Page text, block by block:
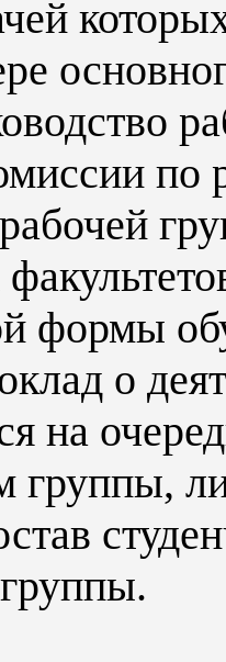
по
формы
о
на
группы,